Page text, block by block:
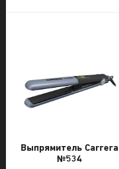
Выпрямитель Carrera
№534